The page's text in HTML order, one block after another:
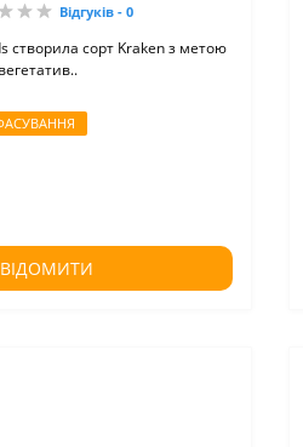
Відгуків - 0
створила сорт Kraken з метою